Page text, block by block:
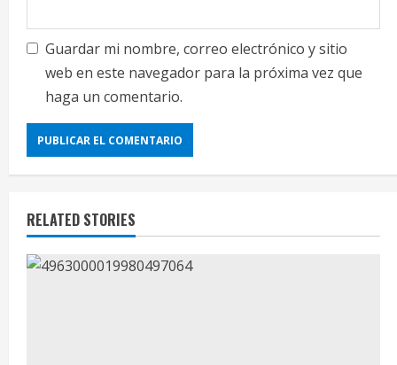
Guardar mi nombre, correo electrónico y sitio
web en este navegador para la próxima vez que
haga un comentario.
RELATED STORIES